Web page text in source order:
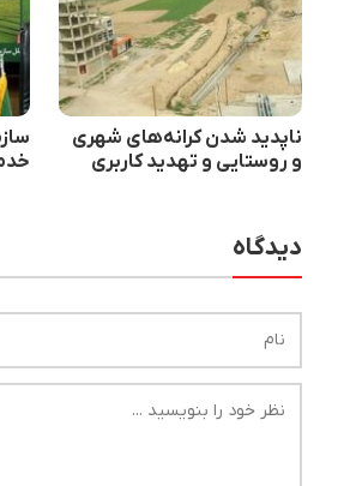
ناپدید شدن کرانه‌های شهری
و روستایی و تهدید کاربری
دیدگاه